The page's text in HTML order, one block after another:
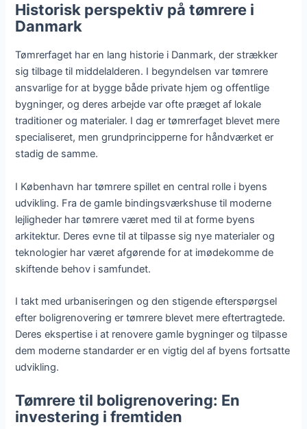
Historisk perspektiv på tømrere i
Danmark
Tømrerfaget har en lang historie i Danmark, der strækker
sig tilbage til middelalderen. I begyndelsen var tømrere
ansvarlige for at bygge både private hjem og offentlige
bygninger, og deres arbejde var ofte præget af lokale
traditioner og materialer. I dag er tømrerfaget blevet mere
specialiseret, men grundprincipperne for håndværket er
stadig de samme.
I København har tømrere spillet en central rolle i byens
udvikling. Fra de gamle bindingsværkshuse til moderne
lejligheder har tømrere været med til at forme byens
arkitektur. Deres evne til at tilpasse sig nye materialer og
teknologier har været afgørende for at imødekomme de
skiftende behov i samfundet.
I takt med urbaniseringen og den stigende efterspørgsel
efter boligrenovering er tømrere blevet mere eftertragtede.
Deres ekspertise i at renovere gamle bygninger og tilpasse
dem moderne standarder er en vigtig del af byens fortsatte
udvikling.
Tømrere til boligrenovering: En
investering i fremtiden